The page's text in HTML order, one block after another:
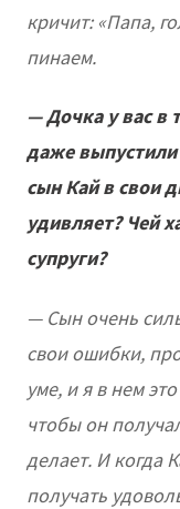
кричит: «Папа,
пинаем.
— Дочка у вас в
даже
сын Кай в свои
удивляет? Чей
супруги?
— Сын очень
свои ошибки,
уме, и я в нем
чтобы он
делает. И когда
получать